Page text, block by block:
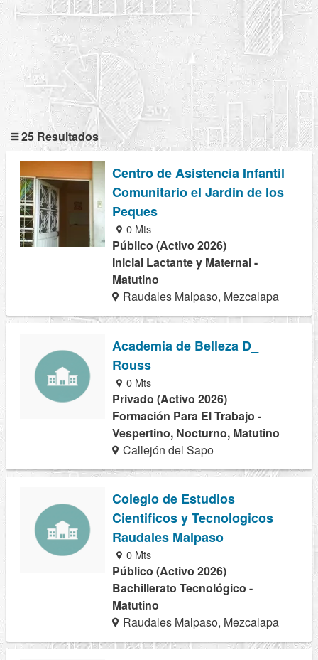
25 Resultados
Centro de Asistencia Infantil
Comunitario el Jardin de los
Peques
0 Mts
Público (Activo 2026)
Inicial Lactante y Maternal -
Matutino
Raudales Malpaso, Mezcalapa
Academia de Belleza D_
Rouss
0 Mts
Privado (Activo 2026)
Formación Para El Trabajo -
Vespertino, Nocturno, Matutino
Callejón del Sapo
Colegio de Estudios
Cientificos y Tecnologicos
Raudales Malpaso
0 Mts
Público (Activo 2026)
Bachillerato Tecnológico -
Matutino
Raudales Malpaso, Mezcalapa